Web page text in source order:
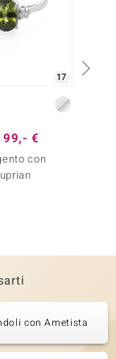
17
€
con
con Ametista